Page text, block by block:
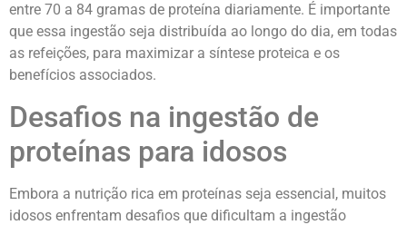
entre 70 a 84 gramas de proteína diariamente. É importante
que essa ingestão seja distribuída ao longo do dia, em todas
as refeições, para maximizar a síntese proteica e os
benefícios associados.
Desafios na ingestão de
proteínas para idosos
Embora a nutrição rica em proteínas seja essencial, muitos
idosos enfrentam desafios que dificultam a ingestão